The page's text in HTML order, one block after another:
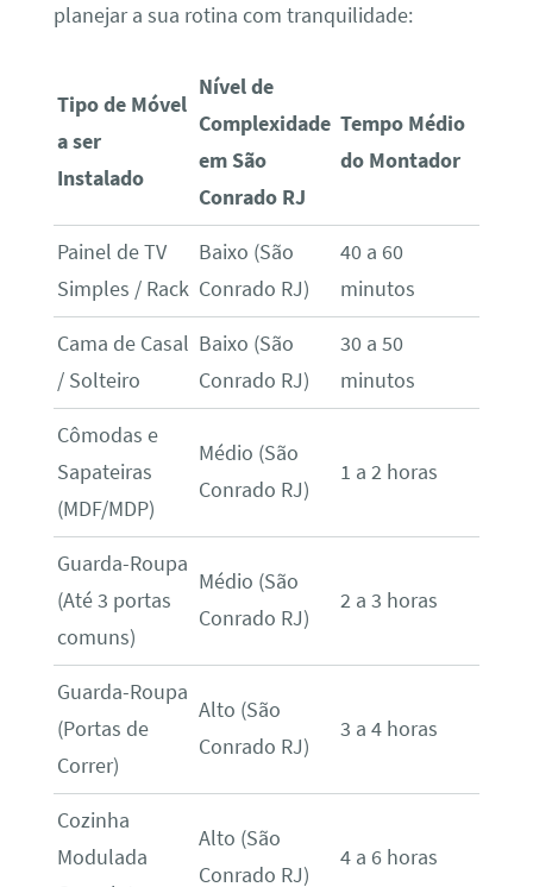
planejar a sua rotina com tranquilidade:
Tipo de Móvel
a ser
Instalado
Nível de
Complexidade
em São
Conrado RJ
Tempo Médio
do Montador
Painel de TV
Simples / Rack
Baixo (São
Conrado RJ)
40 a 60
minutos
Cama de Casal
/ Solteiro
Baixo (São
Conrado RJ)
30 a 50
minutos
Cômodas e
Sapateiras
(MDF/MDP)
Médio (São
Conrado RJ)
1 a 2 horas
Guarda-Roupa
(Até 3 portas
comuns)
Médio (São
Conrado RJ)
2 a 3 horas
Guarda-Roupa
(Portas de
Correr)
Alto (São
Conrado RJ)
3 a 4 horas
Cozinha
Modulada
Alto (São
Conrado RJ)
4 a 6 horas